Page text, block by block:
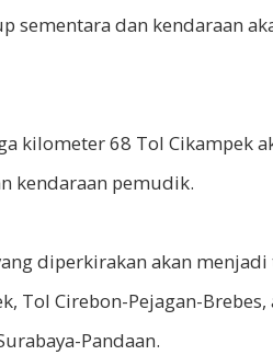
sementara dan kendaraan
kilometer 68 Tol Cikampek
kendaraan pemudik.
diperkirakan akan
Tol Cirebon-Pejagan-
Pandaan.